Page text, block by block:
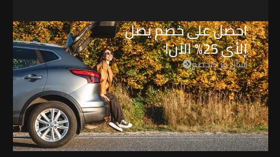
احصل على خصم يصل
إلأى 25% الآن!
اسأل عن الخصم